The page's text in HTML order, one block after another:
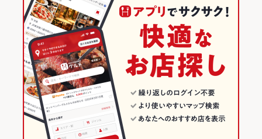
韓国料理
韓国料理全般
水戸 × 韓国料理
水戸 × 韓国料理全般
水戸駅 × 韓国料理
茨城 × 焼肉・ホルモン
茨城 × 焼肉
茨城 × 韓国料理
茨城 × 韓国料理全般
水戸のグルメランキング
水戸の焼肉・ホルモンランキング
水戸駅のグルメランキング
水戸駅の焼肉・ホルモンランキング